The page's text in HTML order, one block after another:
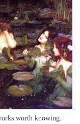
worth knowing.